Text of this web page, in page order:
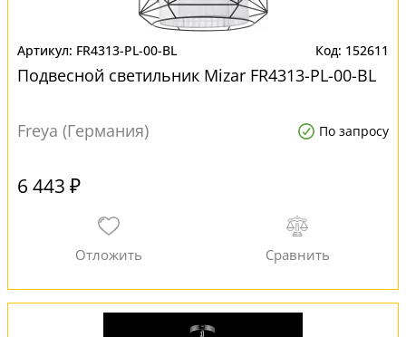
FR4313-PL-00-BL 152611
Подвесной светильник Mizar FR4313-PL-00-BL
Freya (Германия) По запросу
6 443 ₽